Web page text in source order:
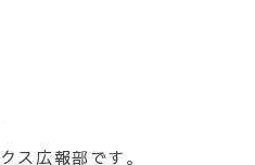
ス広報部です。